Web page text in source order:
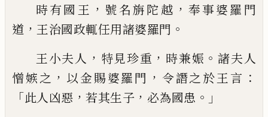
時有國王 ， 號名旃陀越 ， 奉事婆羅門
道 ， 王治國政輒任用諸婆羅門 。
王小夫人 ， 特見珍重 ， 時兼娠 。諸夫人
憎嫉之 ， 以金賜婆羅門 ， 令譖之於王言 ：
「此人凶惡 ， 若其生子 ， 必為國患 。」